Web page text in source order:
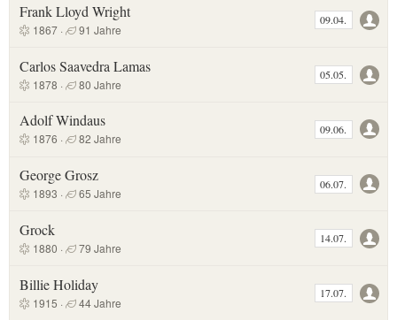
Frank Lloyd Wright
1867 · 91 Jahre
09.04.
Carlos Saavedra Lamas
1878 · 80 Jahre
05.05.
Adolf Windaus
1876 · 82 Jahre
09.06.
George Grosz
1893 · 65 Jahre
06.07.
Grock
1880 · 79 Jahre
14.07.
Billie Holiday
1915 · 44 Jahre
17.07.